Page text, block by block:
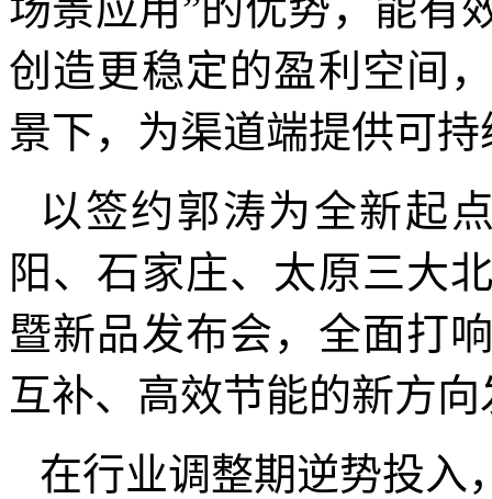
创造更稳定的盈利空间
景下，为渠道端提供可
以签约郭涛为全新起
阳、石家庄、太原三大
暨新品发布会，全面打
互补、高效节能的新方
在行业调整期逆势投入